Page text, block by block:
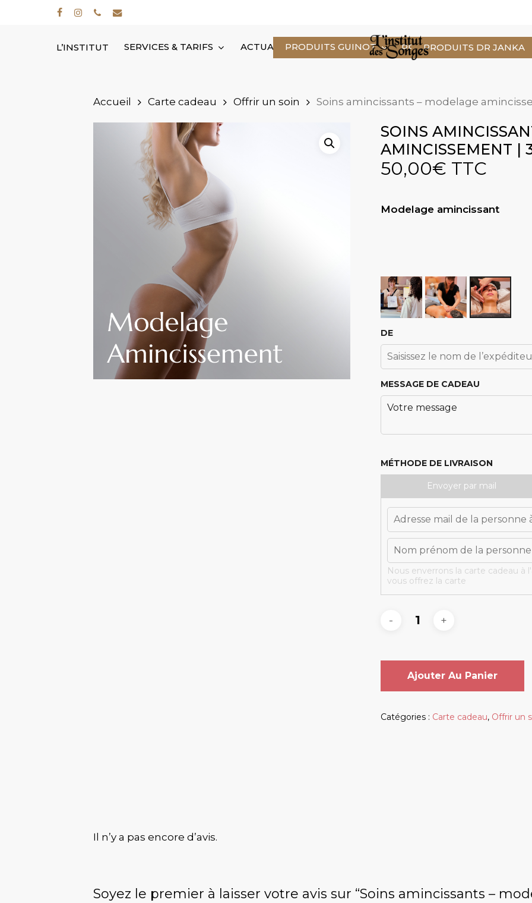
facebookinstagram
phoneemail
L’INSTITUT SERVICES & TARIFS ACTUALITÉS CONTACT PRENDRE RDV
PRODUITS GUINOT PRODUITS DR JANKA
Accueil Carte cadeau Offrir un soin Soins amincissants – modelage
SOINS
AMINCISSEMENT |
50,00€ TTC
Modelage amincissant
DE
MESSAGE DE CADEAU
MÉTHODE DE LIVRAISON
Envoyer par mail
Nous enverrons la carte cadeau à
vous offrez la carte
Ajouter Au Panier
Catégories : Carte cadeau, Offrir un
Il n’y a pas encore d’avis.
Soyez le premier à laisser votre avis sur “Soins amincissants –